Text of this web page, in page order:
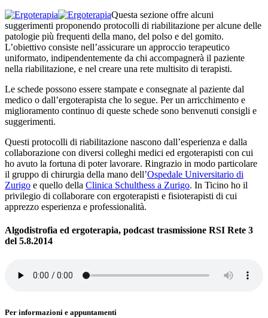
Questa sezione offre alcuni
suggerimenti proponendo protocolli di riabilitazione per alcune delle
patologie più frequenti della mano, del polso e del gomito.
L’obiettivo consiste nell’assicurare un approccio terapeutico
uniformato, indipendentemente da chi accompagnerà il paziente
nella riabilitazione, e nel creare una rete multisito di terapisti.
Le schede possono essere stampate e consegnate al paziente dal
medico o dall’ergoterapista che lo segue. Per un arricchimento e
miglioramento continuo di queste schede sono benvenuti consigli e
suggerimenti.
Questi protocolli di riabilitazione nascono dall’esperienza e dalla
collaborazione con diversi colleghi medici ed ergoterapisti con cui
ho avuto la fortuna di poter lavorare. Ringrazio in modo particolare
il gruppo di chirurgia della mano dell’Ospedale Universitario di
Zurigo e quello della Clinica Schulthess a Zurigo. In Ticino ho il
privilegio di collaborare con ergoterapisti e fisioterapisti di cui
apprezzo esperienza e professionalità.
Algodistrofia ed ergoterapia, podcast trasmissione RSI Rete 3
del 5.8.2014
Per informazioni e appuntamenti